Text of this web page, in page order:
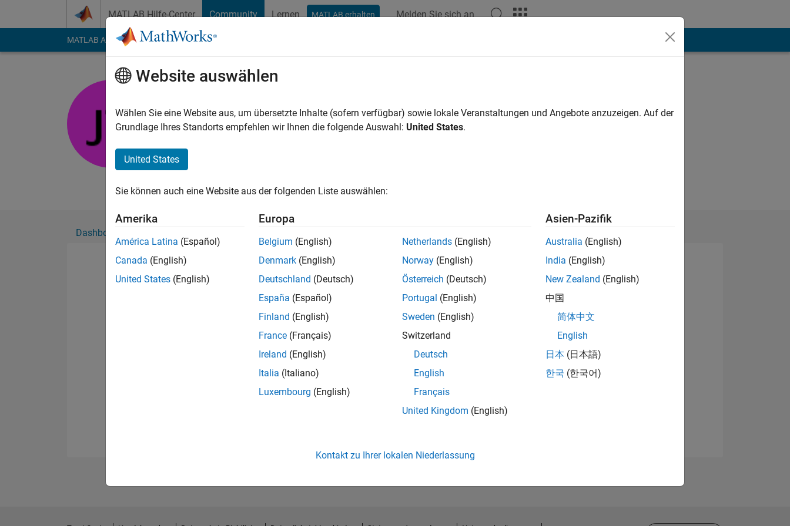
MATLAB Hilfe-Center Community Lernen MATLAB erhalten Melden Sie sich an
MATLAB Answers File Exchange Cody
University of Tennessee Knoxville
Aktiv seit 2018
Followers:
Dashboard
Pleaselogin to endorse this person in a skill
Website auswählen
Wählen Sie eine Website aus, um übersetzte Inhalte (sofern verfügbar) sowie lokale Veranstaltungen und Angebote anzuzeigen. Auf der
Grundlage Ihres Standorts empfehlen wir Ihnen die folgende Auswahl: United States.
United States
Sie können auch eine Website aus der folgenden Liste auswählen:
Amerika
América Latina (Español)
Canada (English)
United States (English)
Europa
Belgium (English)
Denmark (English)
Deutschland (Deutsch)
España (Español)
Finland (English)
France (Français)
Ireland (English)
Italia (Italiano)
Luxembourg (English)
Netherlands (English)
Norway (English)
Österreich (Deutsch)
Portugal (English)
Sweden (English)
Switzerland
Deutsch
English
Français
United Kingdom (English)
Asien-Pazifik
Australia (English)
India (English)
New Zealand (English)
中国
简体中文
English
日本 (日本語)
한국 (한국어)
Kontakt zu Ihrer lokalen Niederlassung